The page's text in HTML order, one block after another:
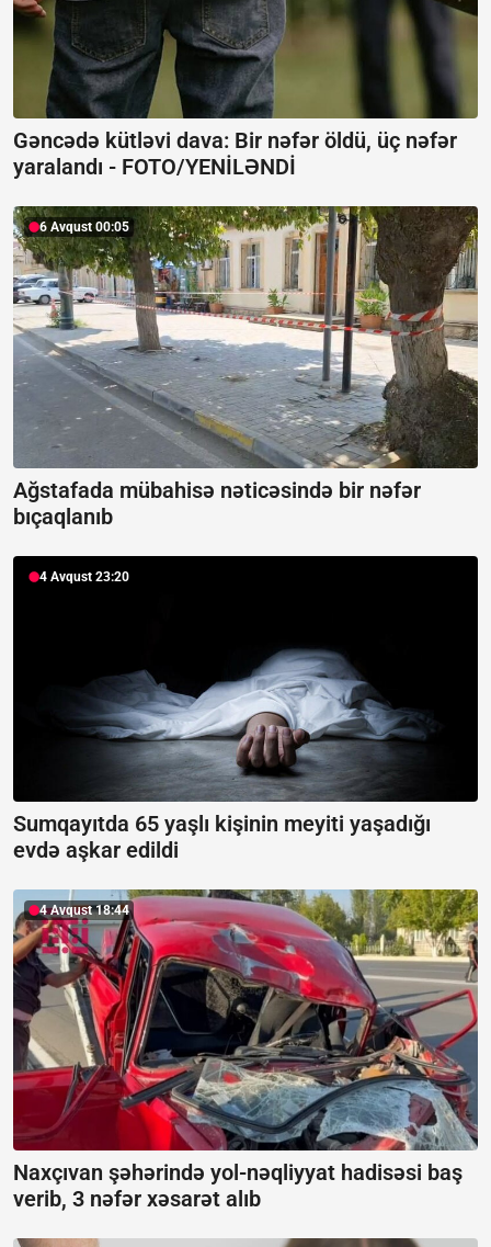
Gəncədə kütləvi dava: Bir nəfər öldü, üç nəfər
yaralandı - FOTO/YENİLƏNDİ
6 Avqust 00:05
Ağstafada mübahisə nəticəsində bir nəfər
bıçaqlanıb
4 Avqust 23:20
Sumqayıtda 65 yaşlı kişinin meyiti yaşadığı
evdə aşkar edildi
4 Avqust 18:44
Naxçıvan şəhərində yol-nəqliyyat hadisəsi baş
verib, 3 nəfər xəsarət alıb